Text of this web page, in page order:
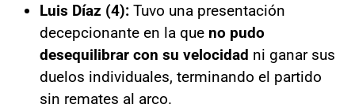
Luis Díaz (4): Tuvo una presentación
decepcionante en la que no pudo
desequilibrar con su velocidad ni ganar sus
duelos individuales, terminando el partido
sin remates al arco.